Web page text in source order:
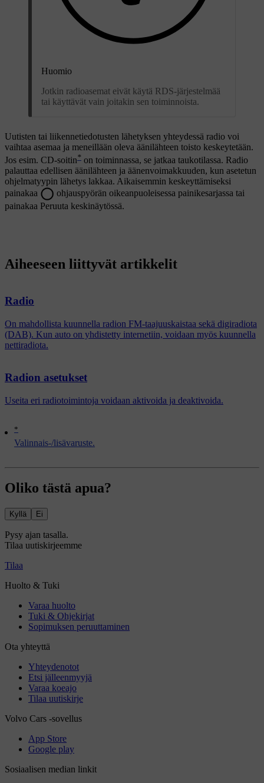
Huomio
Jotkin radioasemat eivät käytä RDS-järjestelmää
tai käyttävät vain joitakin sen toiminnoista.
Uutisten tai liikennetiedotusten lähetyksen yhteydessä radio voi
vaihtaa asemaa ja meneillään oleva äänilähteen toisto keskeytetään.
Jos esim. CD-soitin* on toiminnassa, se jatkaa taukotilassa. Radio
palauttaa edellisen äänilähteen ja äänenvoimakkuuden, kun asetetun
ohjelmatyypin lähetys lakkaa. Aikaisemmin keskeyttämiseksi
painakaa
ohjauspyörän oikeanpuoleisessa painikesarjassa tai
painakaa Peruuta keskinäytössä.
*
Valinnais-/lisävaruste.
Aiheeseen liittyvät artikkelit
Radio
On mahdollista kuunnella radion FM-taajuuskaistaa sekä digiradiota
(DAB). Kun auto on yhdistetty internetiin, voidaan myös kuunnella
nettiradiota.
Radion asetukset
Useita eri radiotoimintoja voidaan aktivoida ja deaktivoida.
Oliko tästä apua?
Kyllä Ei